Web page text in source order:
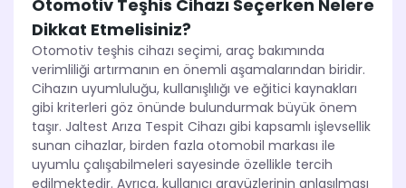
Otomotiv Teşhis Cihazı Seçerken Nelere
Dikkat Etmelisiniz?
Otomotiv teşhis cihazı seçimi, araç bakımında
verimliliği artırmanın en önemli aşamalarından biridir.
Cihazın uyumluluğu, kullanışlılığı ve eğitici kaynakları
gibi kriterleri göz önünde bulundurmak büyük önem
taşır. Jaltest Arıza Tespit Cihazı gibi kapsamlı işlevsellik
sunan cihazlar, birden fazla otomobil markası ile
uyumlu çalışabilmeleri sayesinde özellikle tercih
edilmektedir. Ayrıca, kullanıcı arayüzlerinin anlaşılması